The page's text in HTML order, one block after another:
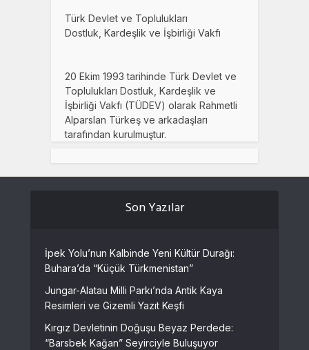
Türk Devlet ve Toplulukları
Dostluk, Kardeşlik ve İşbirliği Vakfı
20 Ekim 1993 tarihinde Türk Devlet ve
Toplulukları Dostluk, Kardeşlik ve
İşbirliği Vakfı (TÜDEV) olarak Rahmetli
Alparslan Türkeş ve arkadaşları
tarafından kurulmuştur.
Son Yazılar
İpek Yolu’nun Kalbinde Yeni Kültür Durağı:
Buhara’da “Küçük Türkmenistan”
Jungar-Alatau Milli Parkı’nda Antik Kaya
Resimleri ve Gizemli Yazıt Keşfi
Kırgız Devletinin Doğuşu Beyaz Perdede:
“Barsbek Kağan” Seyirciyle Buluşuyor